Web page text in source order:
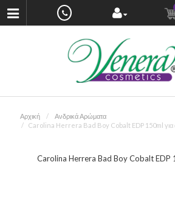
Αρχική
Ανδρικά Αρώματα
Carolina Herrera Bad Boy Cobalt EDP 150ml για
Carolina Herrera Bad Boy Cobalt EDP